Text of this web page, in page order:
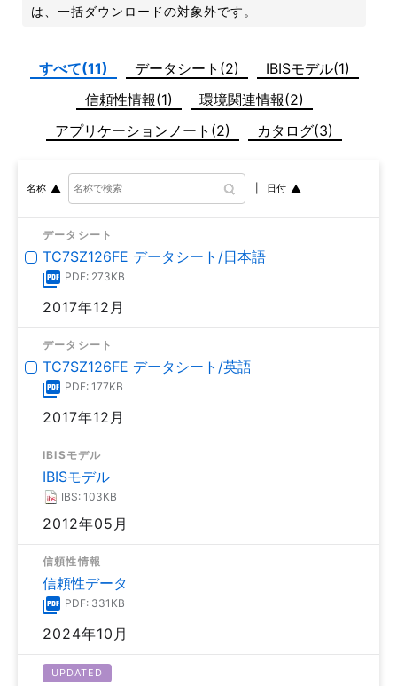
は、一括ダウンロードの対象外です。
すべて(11) データシート(2)
IBISモデル(1)
信頼性情報(1)
環境関連情報(2)
アプリケーションノート(2)
カタログ(3)
名称 日付
データシート
TC7SZ126FE データシート/日本語
PDF: 273KB
2017年12月
データシート
TC7SZ126FE データシート/英語
PDF: 177KB
2017年12月
IBISモデル
IBISモデル
IBS: 103KB
2012年05月
信頼性情報
信頼性データ
PDF: 331KB
2024年10月
UPDATED